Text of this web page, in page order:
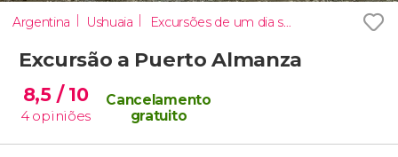
Argentina Ushuaia Excursões de um dia saindo de Ushuaia
Excursão a Puerto Almanza
8,5 / 10
4 opiniões
Cancelamento
gratuito